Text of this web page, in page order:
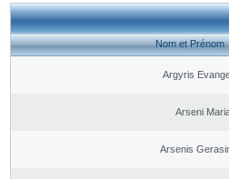
Nom et Prénom
Argyris
Arseni
Arsenis